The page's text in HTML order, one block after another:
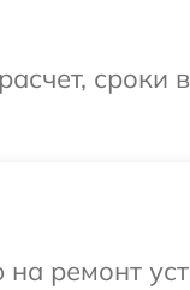
сроки
ремонт